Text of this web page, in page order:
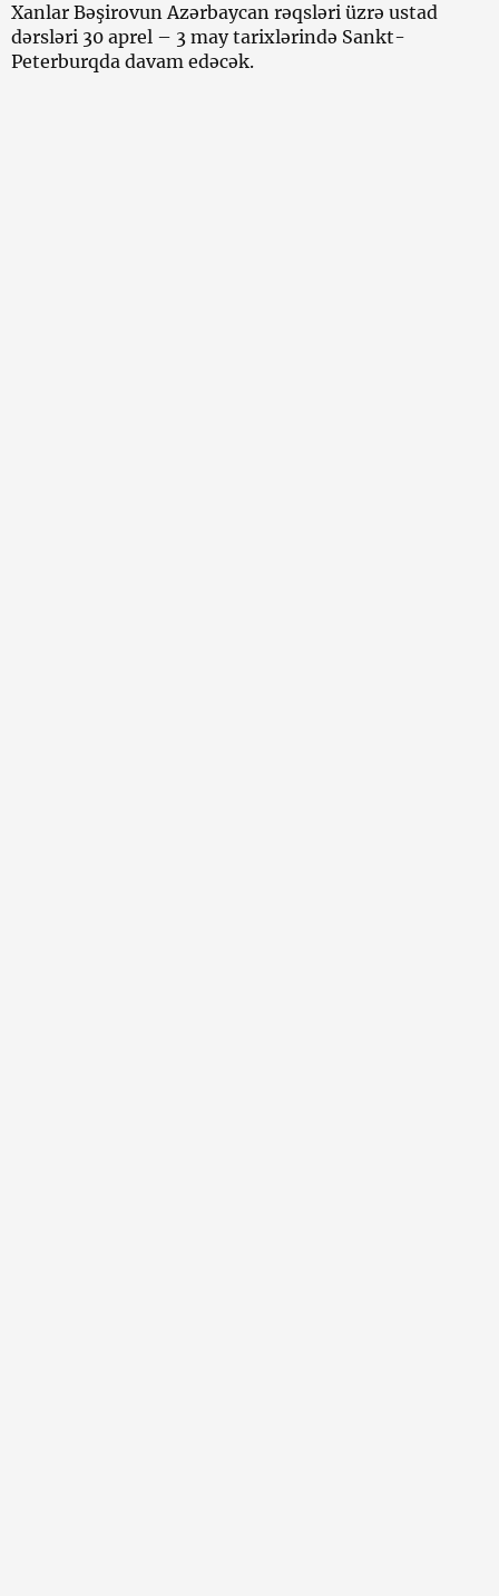
Xanlar Bəşirovun Azərbaycan rəqsləri üzrə ustad
dərsləri 30 aprel – 3 may tarixlərində Sankt-
Peterburqda davam edəcək.